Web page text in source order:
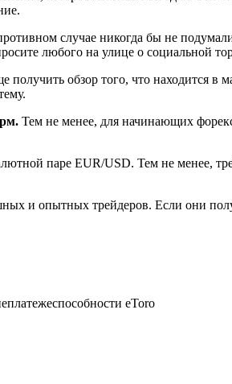
случае никогда бы не
любого на улице о социальной
обзор того, что находится в
Тем не менее, для начинающих
паре EUR/USD. Тем не менее,
и опытных трейдеров. Если они
eToro